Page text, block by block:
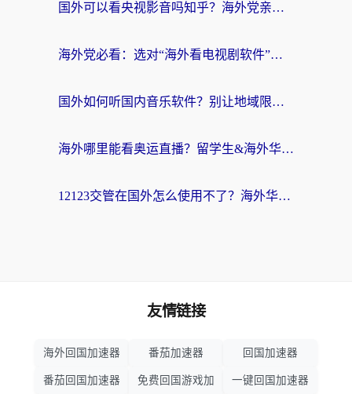
国外可以看央视影音吗知乎？海外党亲测有效的回国加速方案
海外党必看：选对“海外看电视剧软件”，再也不用愁国内剧刷不了
国外如何听国内音乐软件？别让地域限制，断了你的中文歌单
海外哪里能看奥运直播？留学生&海外华人必看的体育赛事观赛终极指南
12123交管在国外怎么使用不了？海外华人必看的无缝访问国内资源指南
友情链接
海外回国加速器 番茄加速器 回国加速器
番茄回国加速器 免费回国游戏加 一键回国加速器